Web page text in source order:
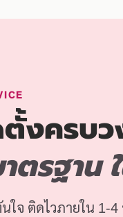
งครบว
รฐาน
ใจ ติดไวภายใน